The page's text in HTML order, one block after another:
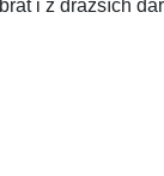
i z dražších